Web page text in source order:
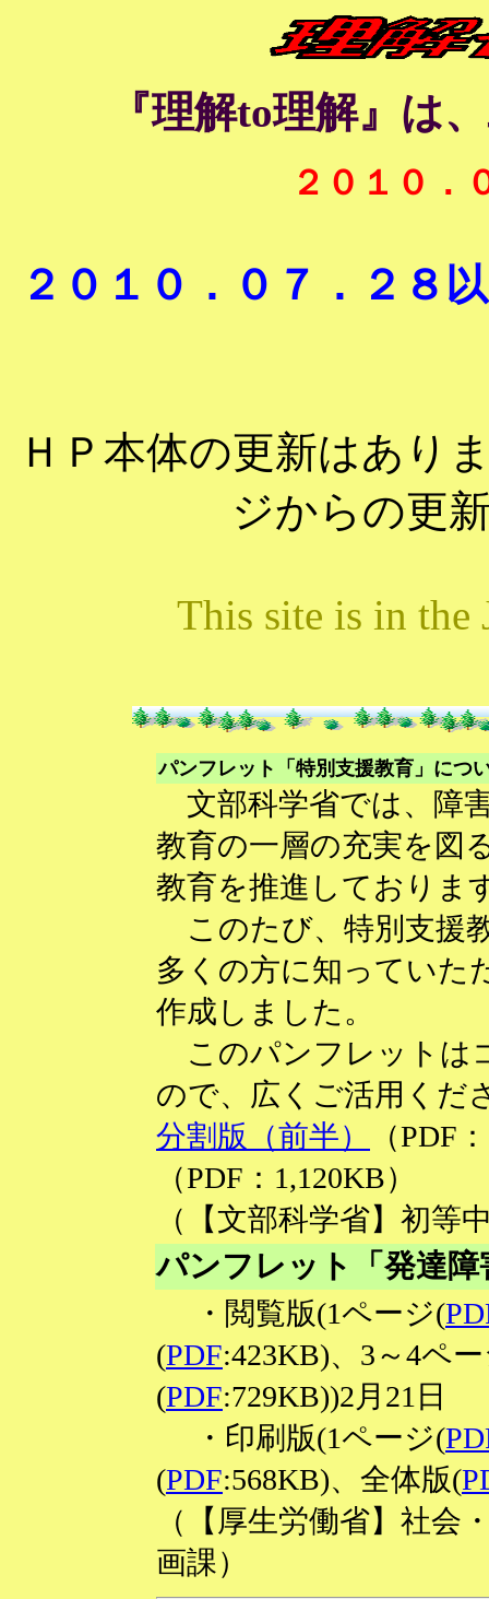
『理解to理解』は
２０１０．
２０１０．０７．２８
ＨＰ本体の更新はあり
ジからの更
This site is in the
パンフレット「特別支援教育」につ
文部科学省では、障
教育の一層の充実を図
教育を推進しておりま
このたび、特別支援
多くの方に知っていた
作成しました。
このパンフレットは
ので、広くご活用くだ
分割版（前半）
（PDF
（PDF：1,120KB）
（【文部科学省】初等
パンフレット「発達
・閲覧版(1ページ(
(PDF:423KB)、3～4ペ
(PDF:729KB))2月21日
・印刷版(1ページ(
(PDF:568KB)、全体版(
（【厚生労働省】社
画課）